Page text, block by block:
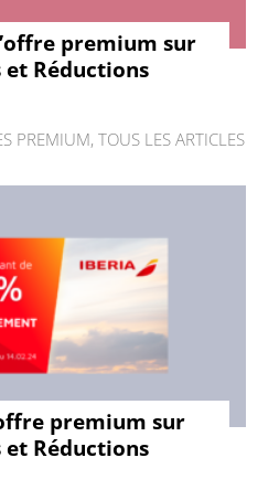
premium sur
et Réductions
PREMIUM, TOUS LES ARTICLES
premium sur
et Réductions